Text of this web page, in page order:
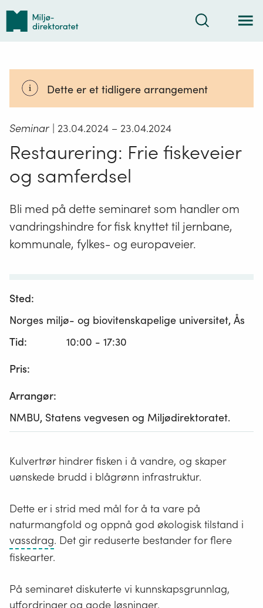
Tilbake
forsiden
Søk
Dette er et tidligere arrangement
Seminar | 23.04.2024 – 23.04.2024
Restaurering: Frie fiskeveier
og samferdsel
Bli med på dette seminaret som handler om
vandringshindre for fisk knyttet til jernbane,
kommunale, fylkes- og europaveier.
Sted:
Norges miljø- og biovitenskapelige universitet, Ås
Tid:
10:00 - 17:30
Pris:
Arrangør:
NMBU, Statens vegvesen og Miljødirektoratet.
Kulvertrør hindrer fisken i å vandre, og skaper
uønskede brudd i blågrønn infrastruktur.
Dette er i strid med mål for å ta vare på
naturmangfold og oppnå god økologisk tilstand i
vassdragÅpne
elver,
bekker
. Det gir reduserte bestander for flere
fiskearter.
På seminaret diskuterte vi kunnskapsgrunnlag,
utfordringer og gode løsninger.